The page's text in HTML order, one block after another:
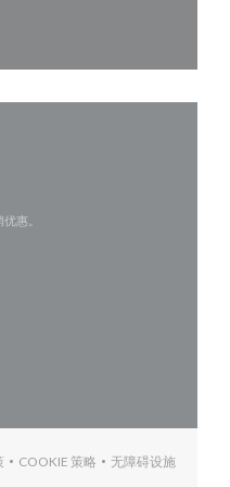
惠。
口中打开))
COOKIE 策略
((在新窗口中打开))
无障碍设施
((在新窗口中